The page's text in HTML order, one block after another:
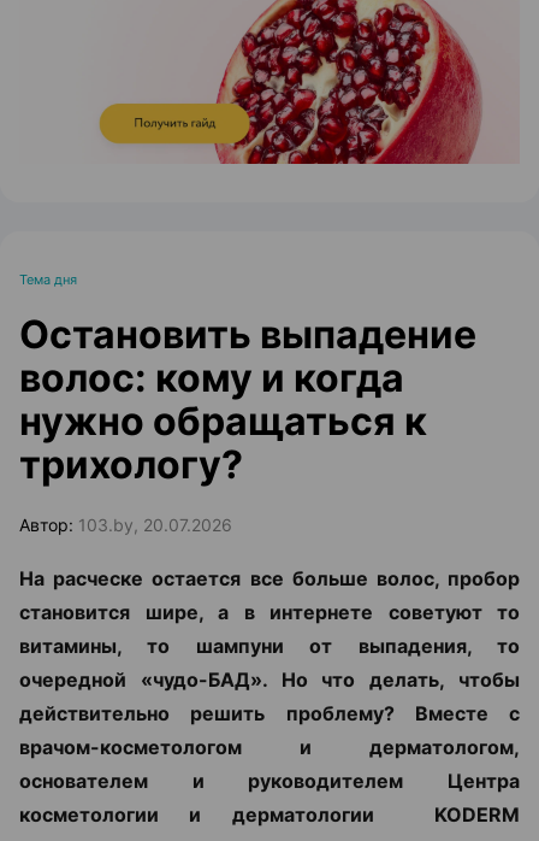
Тема дня
Остановить выпадение
волос: кому и когда
нужно обращаться к
трихологу?
Автор: 103.by, 20.07.2026
На расческе остается все больше волос, пробор
становится шире, а в интернете советуют то
витамины, то шампуни от выпадения, то
очередной «чудо-БАД». Но что делать, чтобы
действительно решить проблему? Вместе с
врачом-косметологом и дерматологом,
основателем и руководителем Центра
косметологии и дерматологии KODERM